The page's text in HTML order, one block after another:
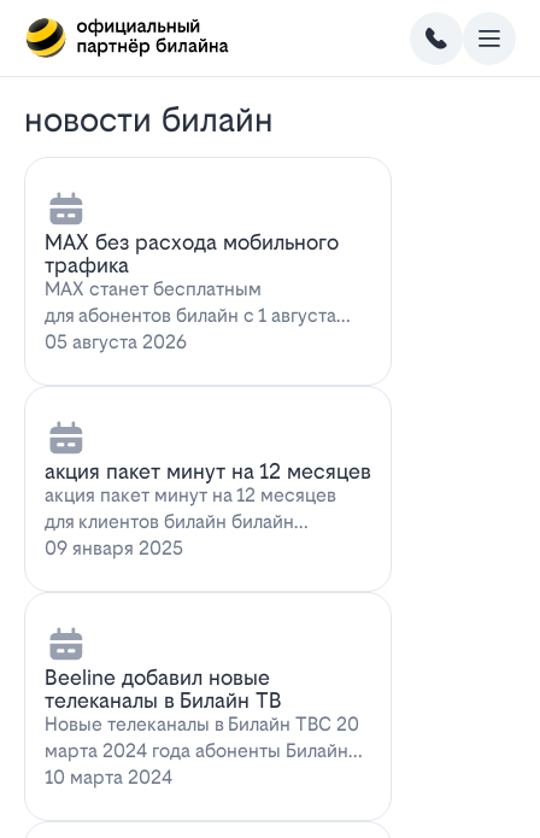
новости билайн
MAX без расхода мобильного
трафика
MAX станет бесплатным
для абонентов билайн с 1 августа
2026 года использование
05 августа 2026
акция пакет минут на 12 месяцев
акция пакет минут на 12 месяцев
для клиентов билайн билайн
запускает новое выгодное
09 января 2025
Beeline добавил новые
телеканалы в Билайн ТВ
Новые телеканалы в Билайн ТВС 20
марта 2024 года абоненты Билайн
ТВ получат возможность
10 марта 2024